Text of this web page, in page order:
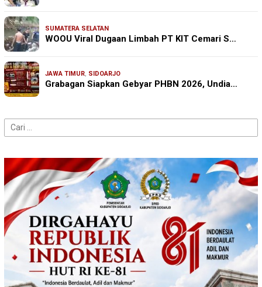
SUMATERA SELATAN
WOOU Viral Dugaan Limbah PT KIT Cemari S…
JAWA TIMUR, SIDOARJO
Grabagan Siapkan Gebyar PHBN 2026, Undia…
Cari
untuk: